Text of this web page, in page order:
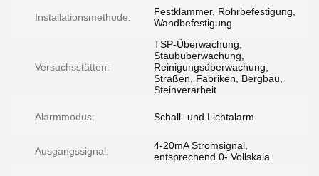
Installationsmethode:
Festklammer, Rohrbefestigung,
Wandbefestigung
Versuchsstätten:
TSP-Überwachung,
Staubüberwachung,
Reinigungsüberwachung,
Straßen, Fabriken, Bergbau,
Steinverarbeit
Alarmmodus: Schall- und Lichtalarm
Ausgangssignal:
4-20mA Stromsignal,
entsprechend 0- Vollskala